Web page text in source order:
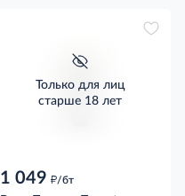
Только для лиц
старше 18 лет
1 049 д/бт